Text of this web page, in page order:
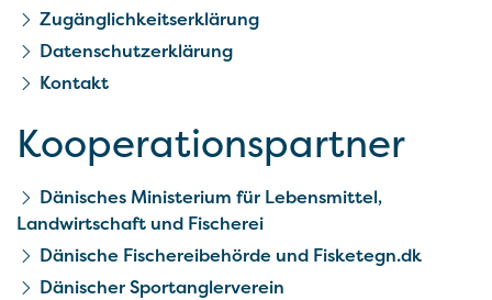
Zugänglichkeitserklärung
Datenschutzerklärung
Kontakt
Kooperationspartner
Dänisches Ministerium für Lebensmittel,
Landwirtschaft und Fischerei
Dänische Fischereibehörde und Fisketegn.dk
Dänischer Sportanglerverein